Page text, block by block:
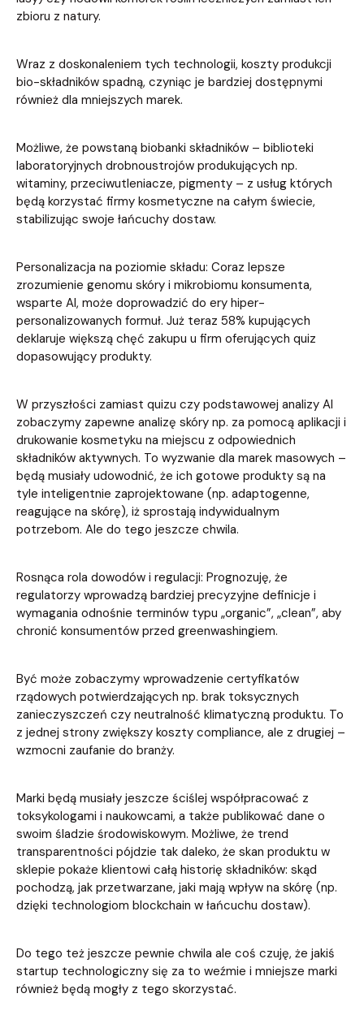
zbioru z natury.
Wraz z doskonaleniem tych technologii, koszty produkcji
bio-składników spadną, czyniąc je bardziej dostępnymi
również dla mniejszych marek.
Możliwe, że powstaną biobanki składników – biblioteki
laboratoryjnych drobnoustrojów produkujących np.
witaminy, przeciwutleniacze, pigmenty – z usług których
będą korzystać firmy kosmetyczne na całym świecie,
stabilizując swoje łańcuchy dostaw.
Personalizacja na poziomie składu: Coraz lepsze
zrozumienie genomu skóry i mikrobiomu konsumenta,
wsparte AI, może doprowadzić do ery hiper-
personalizowanych formuł. Już teraz 58% kupujących
deklaruje większą chęć zakupu u firm oferujących quiz
dopasowujący produkty.
W przyszłości zamiast quizu czy podstawowej analizy AI
zobaczymy zapewne analizę skóry np. za pomocą aplikacji i
drukowanie kosmetyku na miejscu z odpowiednich
składników aktywnych. To wyzwanie dla marek masowych –
będą musiały udowodnić, że ich gotowe produkty są na
tyle inteligentnie zaprojektowane (np. adaptogenne,
reagujące na skórę), iż sprostają indywidualnym
potrzebom. Ale do tego jeszcze chwila.
Rosnąca rola dowodów i regulacji: Prognozuję, że
regulatorzy wprowadzą bardziej precyzyjne definicje i
wymagania odnośnie terminów typu „organic”, „clean”, aby
chronić konsumentów przed greenwashingiem.
Być może zobaczymy wprowadzenie certyfikatów
rządowych potwierdzających np. brak toksycznych
zanieczyszczeń czy neutralność klimatyczną produktu. To
z jednej strony zwiększy koszty compliance, ale z drugiej –
wzmocni zaufanie do branży.
Marki będą musiały jeszcze ściślej współpracować z
toksykologami i naukowcami, a także publikować dane o
swoim śladzie środowiskowym. Możliwe, że trend
transparentności pójdzie tak daleko, że skan produktu w
sklepie pokaże klientowi całą historię składników: skąd
pochodzą, jak przetwarzane, jaki mają wpływ na skórę (np.
dzięki technologiom blockchain w łańcuchu dostaw).
Do tego też jeszcze pewnie chwila ale coś czuję, że jakiś
startup technologiczny się za to weźmie i mniejsze marki
również będą mogły z tego skorzystać.